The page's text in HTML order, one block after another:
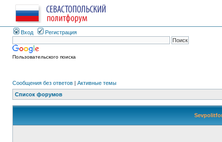
Вход Регистрация
Пользовательского поиска
Сообщения без ответов | Активные темы
Список форумов